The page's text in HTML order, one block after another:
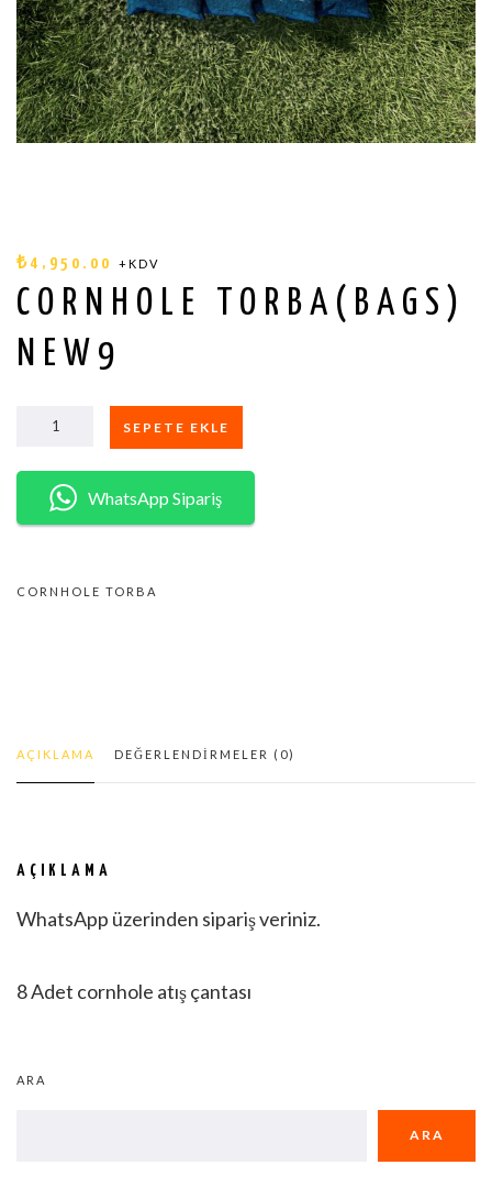
₺ 4,950.00 +KDV
CORNHOLE TORBA(BAGS)
NEW9
CORNHOLE
TORBA(BAGS)
SEPETE EKLE
WhatsApp Sipariş
CORNHOLE TORBA
AÇIKLAMA DEĞERLENDIRMELER (0)
AÇIKLAMA
WhatsApp üzerinden sipariş veriniz.
8 Adet cornhole atış çantası
ARA
ARA